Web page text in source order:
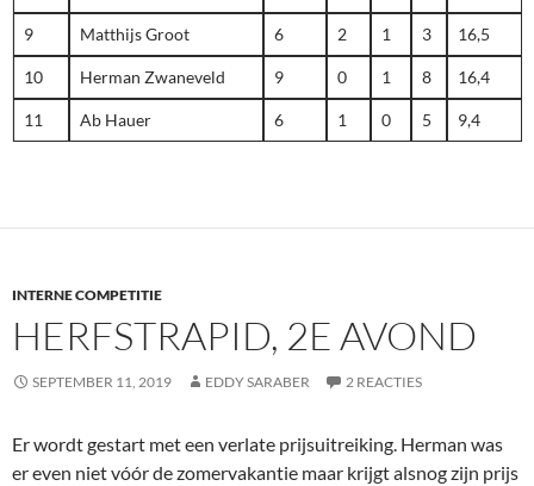
9 Matthijs Groot 6 2 1 3 16,5
10 Herman Zwaneveld 9 0 1 8 16,4
11 Ab Hauer 6 1 0 5 9,4
INTERNE COMPETITIE
HERFSTRAPID, 2E AVOND
SEPTEMBER 11, 2019 EDDY SARABER 2 REACTIES
Er wordt gestart met een verlate prijsuitreiking. Herman was
er even niet vóór de zomervakantie maar krijgt alsnog zijn prijs